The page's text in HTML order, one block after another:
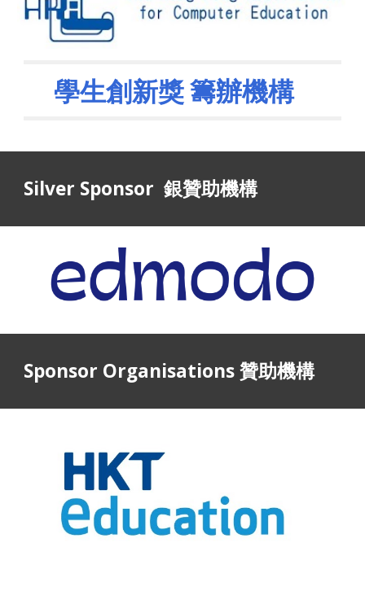
學生創新獎 籌辦機構
Silver Sponsor  銀贊助機構
Sponsor Organisations 贊助機構